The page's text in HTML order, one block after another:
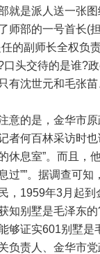
就是派人送一张
师部的一号首长(
的副师长全权负
口头交待的是谁?
有沈世元和毛张
的是，金华市原
者何百林采访时也
休息室”。而且，
过””。据调查可知
，1959年3月起到
知别墅是毛泽东
够证实601别墅是
负责人、金华市